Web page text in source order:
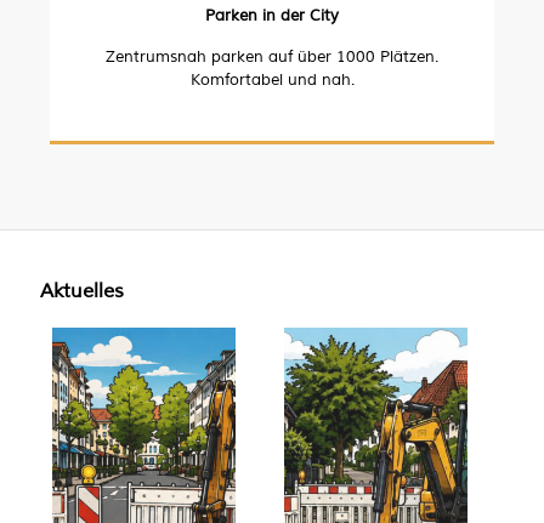
Parken in der City
Zentrumsnah parken auf über 1000 Plätzen.
Komfortabel und nah.
Aktuelles